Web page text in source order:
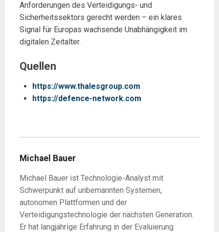
Anforderungen des Verteidigungs- und
Sicherheitssektors gerecht werden – ein klares
Signal für Europas wachsende Unabhängigkeit im
digitalen Zeitalter.
Quellen
https://www.thalesgroup.com
https://defence-network.com
Michael Bauer
Michael Bauer ist Technologie-Analyst mit
Schwerpunkt auf unbemannten Systemen,
autonomen Plattformen und der
Verteidigungstechnologie der nächsten Generation.
Er hat langjährige Erfahrung in der Evaluierung